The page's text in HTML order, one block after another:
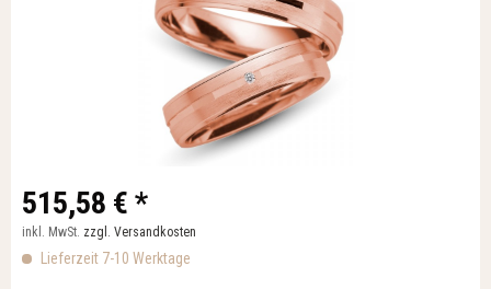
515,58 € *
inkl. MwSt. zzgl. Versandkosten
Lieferzeit 7-10 Werktage